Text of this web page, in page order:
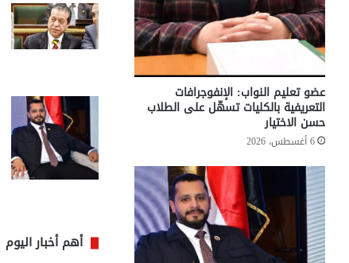
عضو تعليم النواب: الإنفوجرافات
التعريفية بالكليات تسهّل على الطلاب
حسن الاختيار
6 أغسطس، 2026
أهم أخبار اليوم